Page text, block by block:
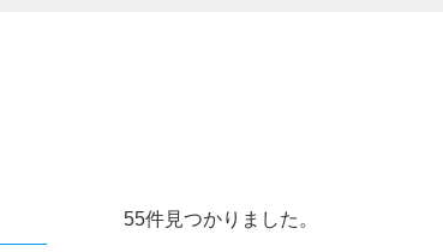
55件見つかりました。